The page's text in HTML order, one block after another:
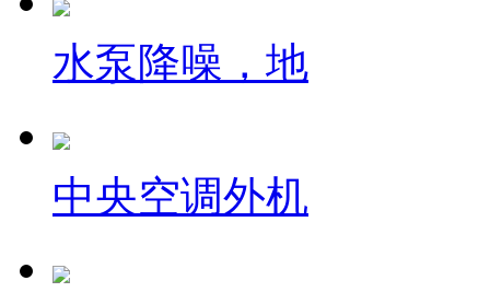
水泵降噪，地
中央空调外机